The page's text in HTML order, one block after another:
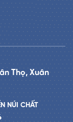
Thọ, Xuân
NÚI CHẤT